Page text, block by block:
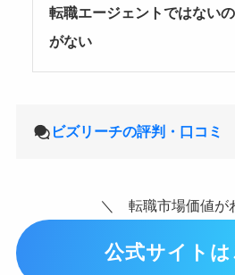
転職エージェントではない
がない
ビズリーチの評判・口コミ
＼ 転職市場価値
公式サイトは